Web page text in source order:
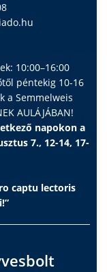
10:00–16:00
péntekig 10-16
a Semmelweis
AULÁJÁBAN!
napokon a
7., 12-14, 17-
captu lectoris